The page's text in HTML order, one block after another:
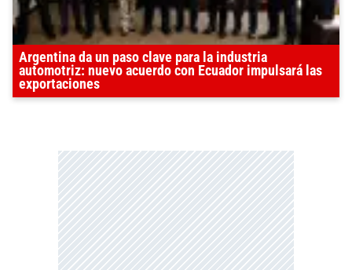
Argentina da un paso clave para la industria
automotriz: nuevo acuerdo con Ecuador impulsará las
exportaciones